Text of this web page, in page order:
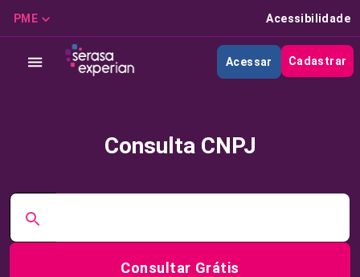
PME Acessibilidade
Acessar Cadastrar
Consulta CNPJ
Consultar Grátis